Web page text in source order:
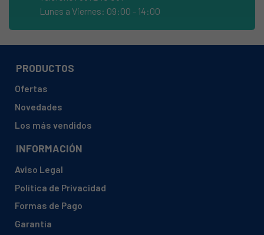
ATAG, ZX6011KU1ZX6011KUUA04
ATAG, ZX6011NU1ZX6011NU11
ATAG, ZX6011NU1ZX6011NU12
ATAG, ZX6011NUUA02ZX6011NUUA02
ATAG, ZX6011QU1ZX6011QU11
ATAG, ZX6011QU1ZX6011QUUA05
Lunes a Viernes: 09:00 - 14:00
PRODUCTOS
Ofertas
Novedades
Los más vendidos
INFORMACIÓN
Aviso Legal
Política de Privacidad
Formas de Pago
Garantía